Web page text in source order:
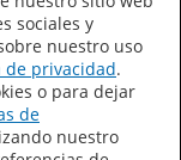
sitio
sociales y
nuestro uso
de privacidad.
o para dejar
de
nuestro